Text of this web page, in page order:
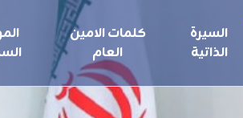
السيرة
الذاتية
كلمات الامين
العام